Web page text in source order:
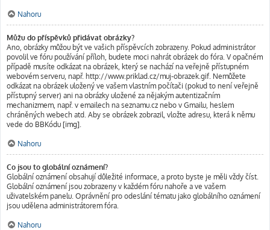
Nahoru
Můžu do příspěvků přidávat obrázky?
Ano, obrázky můžou být ve vašich příspěvcích zobrazeny. Pokud administrátor
povolil ve fóru používání příloh, budete moci nahrát obrázek do fóra. V opačném
případě musíte odkázat na obrázek, který se nachází na veřejně přístupném
webovém serveru, např. http://www.priklad.cz/muj-obrazek.gif. Nemůžete
odkázat na obrázek uložený ve vašem vlastním počítači (pokud to není veřejně
přístupný server) ani na obrázky uložené za nějakým autentizačním
mechanizmem, např. v emailech na seznamu.cz nebo v Gmailu, heslem
chráněných webech atd. Aby se obrázek zobrazil, vložte adresu, která k němu
vede do BBKódu [img].
Nahoru
Co jsou to globální oznámení?
Globální oznámení obsahují důležité informace, a proto byste je měli vždy číst.
Globální oznámení jsou zobrazeny v každém fóru nahoře a ve vašem
uživatelském panelu. Oprávnění pro odeslání tématu jako globálního oznámení
jsou udělena administrátorem fóra.
Nahoru